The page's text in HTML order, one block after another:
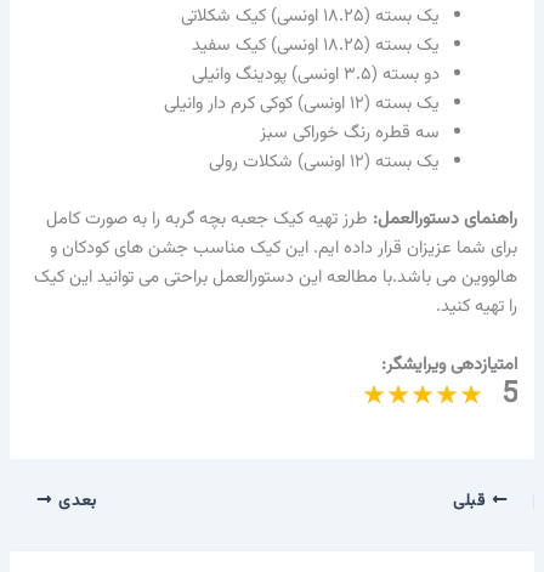
یک بسته (۱۸.۲۵ اونسی) کیک شکلاتی
یک بسته (۱۸.۲۵ اونسی) کیک سفید
دو بسته (۳.۵ اونسی) پودینگ وانیلی
یک بسته (۱۲ اونسی) کوکی کرم دار وانیلی
سه قطره رنگ خوراکی سبز
یک بسته (۱۲ اونسی) شکلات رولی
راهنمای دستورالعمل: طرز تهیه کیک جعبه بچه گربه را به صورت کامل
برای شما عزیزان قرار داده ایم. این کیک مناسب جشن های کودکان و
هالووین می باشد.با مطالعه این دستورالعمل براحتی می توانید این کیک
را تهیه کنید.
امتیازدهی ویرایشگر:
5
قبلی بعدی